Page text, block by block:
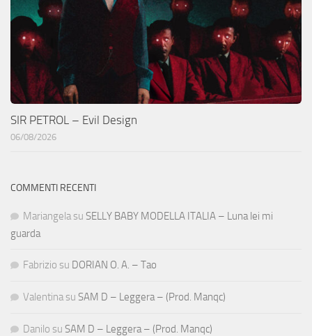
SIR PETROL – Evil Design
06/08/2026
COMMENTI RECENTI
Mariangela su SELLY BABY MODELLA ITALIA – Luna lei mi
guarda
Fabrizio su DORIAN O. A. – Tao
Valentina su SAM D – Leggera – (Prod. Manqc)
Danilo su SAM D – Leggera – (Prod. Manqc)